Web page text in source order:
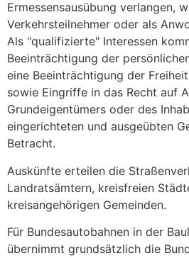
Ermessensausübung verlangen,
Verkehrsteilnehmer oder als
Als "qualifizierte" Interessen
Beeinträchtigung der
eine Beeinträchtigung der
sowie Eingriffe in das Recht auf
Grundeigentümers oder des
eingerichteten und ausgeübten
Betracht.
Auskünfte erteilen die
Landratsämtern, kreisfreien
kreisangehörigen Gemeinden.
Für Bundesautobahnen in der
übernimmt grundsätzlich die